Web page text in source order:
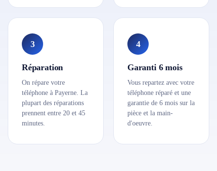
3
Réparation
On répare votre
téléphone à Payerne. La
plupart des réparations
prennent entre 20 et 45
minutes.
4
Garanti 6 mois
Vous repartez avec votre
téléphone réparé et une
garantie de 6 mois sur la
pièce et la main-
d'oeuvre.